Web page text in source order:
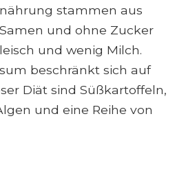
stammen aus
und ohne Zucker
und wenig Milch.
beschränkt sich auf
Diät sind Süßkartoffeln,
und eine Reihe von